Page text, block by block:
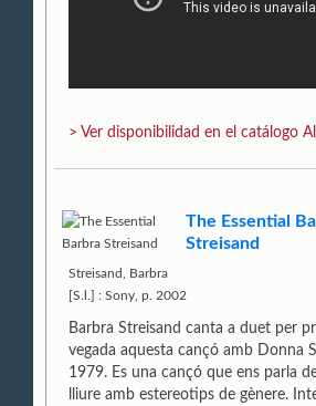
> Ver disponibilidad en el catálogo
The Essential
Streisand
Streisand, Barbra
[S.l.] : Sony, p. 2002
Barbra Streisand canta a duet per
vegada aquesta cançó amb Donna
1979. Es una cançó que ens parla
lliure amb estereotips de gènere.